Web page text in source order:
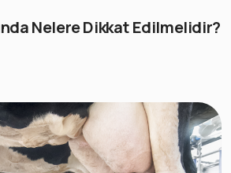
Nelere Dikkat Edilmelidir?